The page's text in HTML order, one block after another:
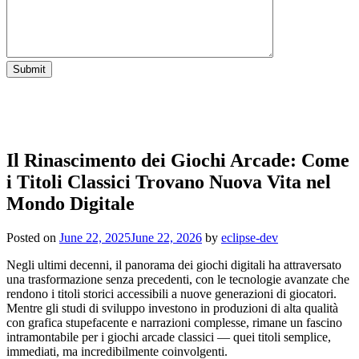
Il Rinascimento dei Giochi Arcade: Come
i Titoli Classici Trovano Nuova Vita nel
Mondo Digitale
Posted on June 22, 2025June 22, 2026 by eclipse-dev
Negli ultimi decenni, il panorama dei giochi digitali ha attraversato
una trasformazione senza precedenti, con le tecnologie avanzate che
rendono i titoli storici accessibili a nuove generazioni di giocatori.
Mentre gli studi di sviluppo investono in produzioni di alta qualità
con grafica stupefacente e narrazioni complesse, rimane un fascino
intramontabile per i giochi arcade classici — quei titoli semplice,
immediati, ma incredibilmente coinvolgenti.